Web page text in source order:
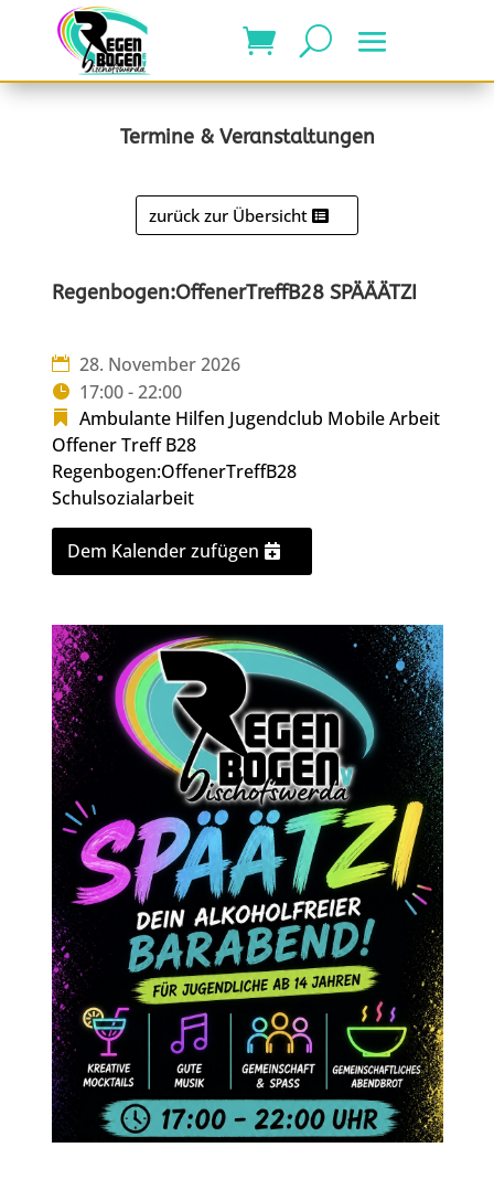
Termine & Veranstaltungen
zurück zur Übersicht
Regenbogen:OffenerTreffB28 SPÄÄÄTZI
28. November 2026
17:00 - 22:00
Ambulante Hilfen Jugendclub Mobile Arbeit
Offener Treff B28
Regenbogen:OffenerTreffB28
Schulsozialarbeit
Dem Kalender zufügen